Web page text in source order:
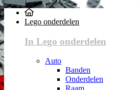
Lego onderdelen
In Lego onderdelen
Auto
Banden
Onderdelen